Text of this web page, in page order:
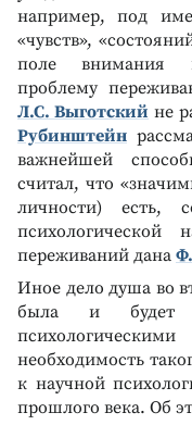
например, под
«чувств»,
поле внимания
проблему
Л.С. Выготский не
Рубинштейн
важнейшей
считал, что
личности) есть,
психологической
переживаний дана
Иное дело душа во
была и будет
необходимость
к научной
прошлого века. Об